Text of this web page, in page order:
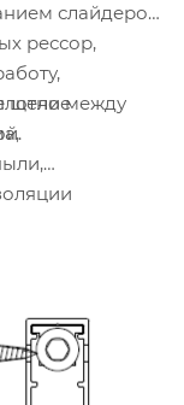
слайдеров
рессор,
щели между